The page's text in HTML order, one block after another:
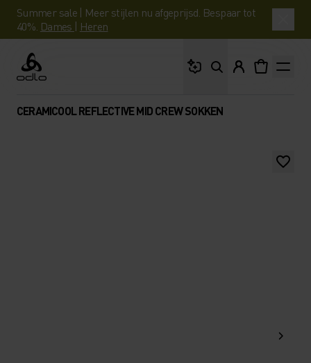
Summer sale | Meer stijlen nu afgeprijsd. Bespaar tot
40%. Dames | Heren
Odlo
CERAMICOOL REFLECTIVE MID CREW SOKKEN